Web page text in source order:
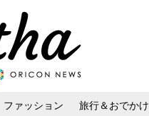
ファッション 旅行＆おでかけ